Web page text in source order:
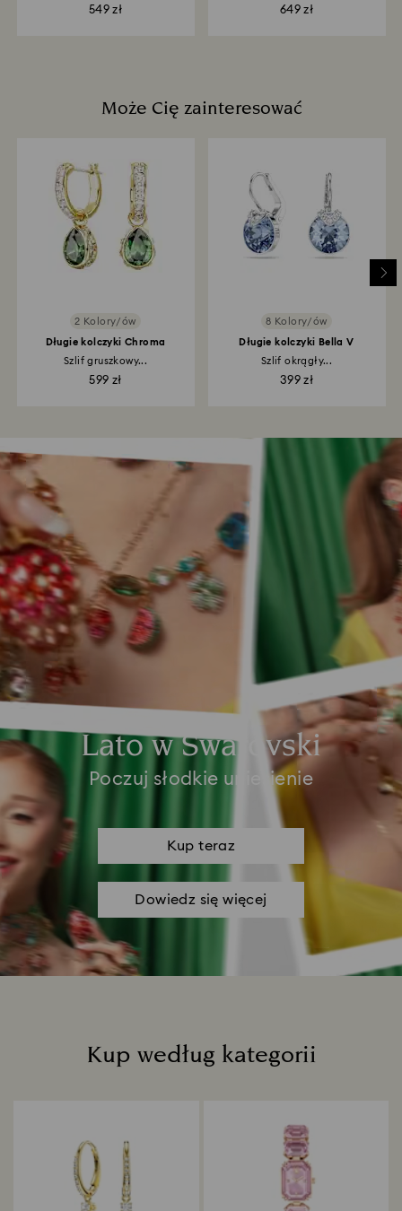
549 zł 649 zł
Może Cię zainteresować
2 Kolory/ów
Długie kolczyki Chroma
Szlif gruszkowy...
599 zł
8 Kolory/ów
Długie kolczyki Bella V
Szlif okrągły...
399 zł
Lato w Swarovski
Poczuj słodkie uniesienie
Kup teraz
Dowiedz się więcej
Kup według kategorii